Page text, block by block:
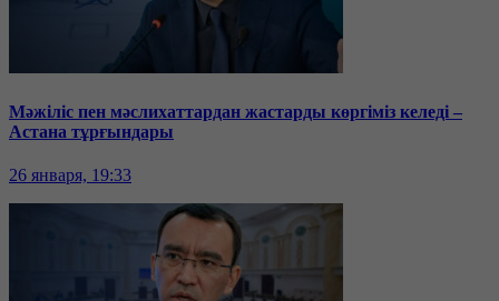
Мәжіліс пен мәслихаттардан жастарды көргіміз келеді –
Астана тұрғындары
26 января, 19:33